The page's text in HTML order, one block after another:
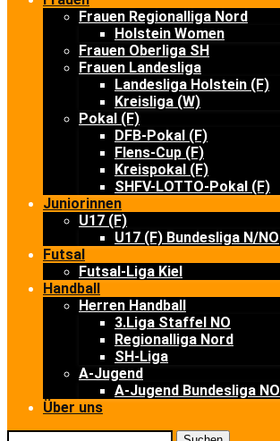
Frauen Regionalliga Nord
Holstein Women
Frauen Oberliga SH
Frauen Landesliga
Landesliga Holstein (F)
Kreisliga (W)
Pokal (F)
DFB-Pokal (F)
Flens-Cup (F)
Kreispokal (F)
SHFV-LOTTO-Pokal (F)
Juniorinnen
U17 (F)
U17 (F) Bundesliga N/NO
Futsal
Futsal-Liga Kiel
Handball
Herren Handball
3.Liga Staffel NO
Regionalliga Nord
SH-Liga
A-Jugend
A-Jugend Bundesliga NO
Über uns